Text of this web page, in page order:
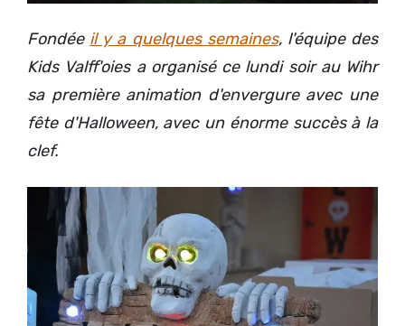
Fondée il y a quelques semaines, l'équipe des
Kids Valff'oies a organisé ce lundi soir au Wihr
sa première animation d'envergure avec une
fête d'Halloween, avec un énorme succès à la
clef.